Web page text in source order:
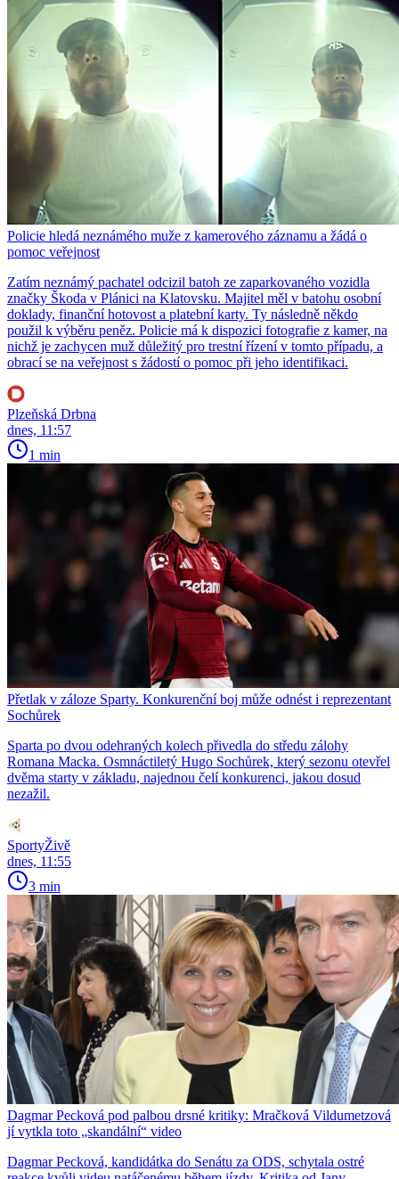
Policie hledá neznámého muže z kamerového záznamu a žádá o
pomoc veřejnost
Zatím neznámý pachatel odcizil batoh ze zaparkovaného vozidla
značky Škoda v Plánici na Klatovsku. Majitel měl v batohu osobní
doklady, finanční hotovost a platební karty. Ty následně někdo
použil k výběru peněz. Policie má k dispozici fotografie z kamer, na
nichž je zachycen muž důležitý pro trestní řízení v tomto případu, a
obrací se na veřejnost s žádostí o pomoc při jeho identifikaci.
Plzeňská Drbna
dnes, 11:57
1 min
Přetlak v záloze Sparty. Konkurenční boj může odnést i reprezentant
Sochůrek
Sparta po dvou odehraných kolech přivedla do středu zálohy
Romana Macka. Osmnáctiletý Hugo Sochůrek, který sezonu otevřel
dvěma starty v základu, najednou čelí konkurenci, jakou dosud
nezažil.
SportyŽivě
dnes, 11:55
3 min
Dagmar Pecková pod palbou drsné kritiky: Mračková Vildumetzová
jí vytkla toto „skandální“ video
Dagmar Pecková, kandidátka do Senátu za ODS, schytala ostré